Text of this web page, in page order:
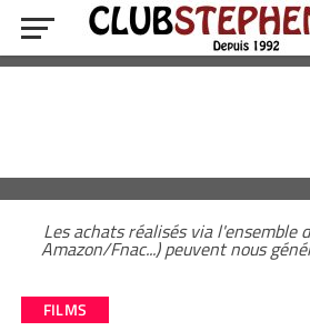
Les achats réalisés via l'ensemble
Amazon/Fnac...) peuvent nous
FILMS